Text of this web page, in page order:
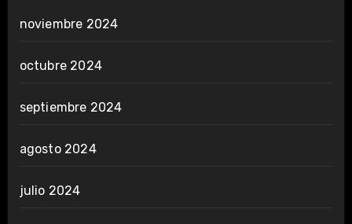
noviembre 2024
octubre 2024
septiembre 2024
agosto 2024
julio 2024